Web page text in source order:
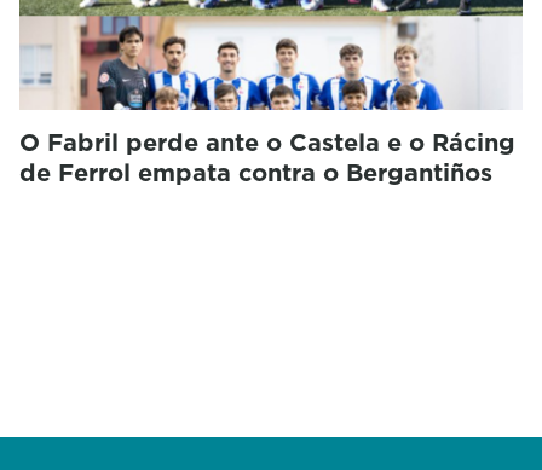
O Fabril perde ante o Castela e o Rácing
de Ferrol empata contra o Bergantiños